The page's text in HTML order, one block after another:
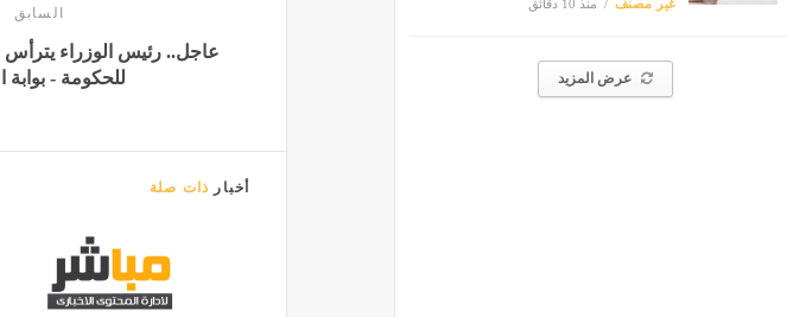
غير مصنف منذ 10 دقائق
عرض المزيد
السابق
عاجل.. رئيس الوزراء يترأس
للحكومة - بوابة
أخبار ذات صلة